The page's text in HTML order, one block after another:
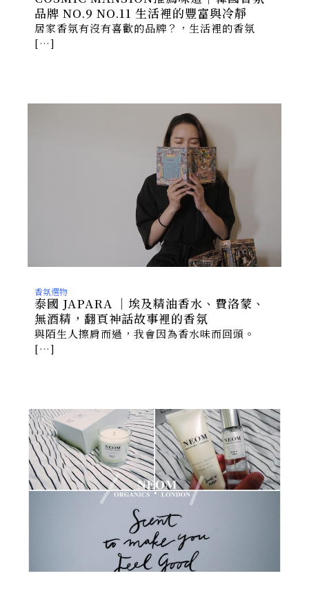
品牌 NO.9 NO.11 生活裡的豐富與冷靜
居家香氛有沒有喜歡的品牌？，生活裡的香氛
[…]
香氛選物
泰國 JAPARA │埃及精油香水、費洛蒙、
無酒精，翻頁神話故事裡的香氛
與陌生人擦肩而過，我會因為香水味而回頭。
[…]